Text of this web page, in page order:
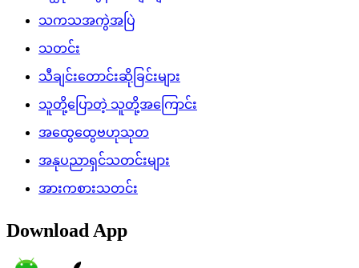
သကသအကွဲအပြဲ
သတင်း
သီချင်းတောင်းဆိုခြင်းများ
သူတို့ပြောတဲ့ သူတို့အကြောင်း
အထွေထွေဗဟုသုတ
အနုပညာရှင်သတင်းများ
အားကစားသတင်း
Download App